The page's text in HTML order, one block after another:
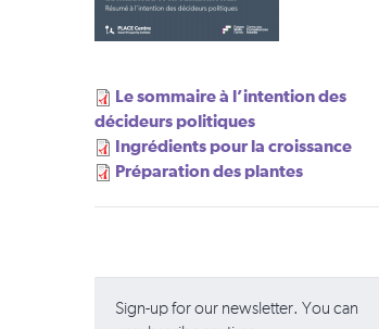
Le sommaire à l’intention des
décideurs politiques
Ingrédients pour la croissance
Préparation des plantes
Sign-up for our newsletter. You can